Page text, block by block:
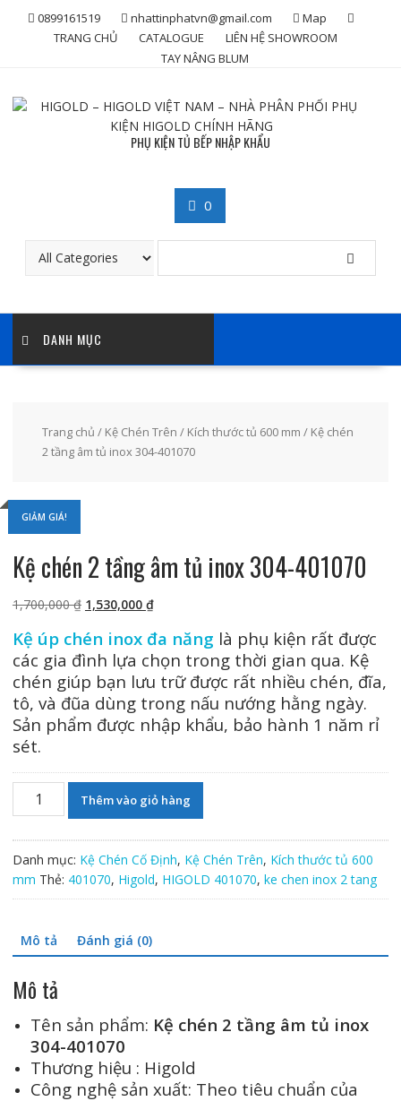
0899161519 nhattinphatvn@gmail.com
Map
TRANG CHỦ
CATALOGUE
LIÊN HỆ SHOWROOM
TAY NÂNG BLUM
PHỤ KIỆN TỦ BẾP NHẬP KHẨU
0
DANH MỤC
Trang chủ / Kệ Chén Trên / Kích thước tủ 600 mm / Kệ chén
2 tầng âm tủ inox 304-401070
GIẢM GIÁ!
Kệ chén 2 tầng âm tủ inox 304-401070
1,700,000₫ Giá
là:
1,700,000 ₫.
1,530,000 ₫Giá
tại
là:
1,530,000 ₫.
Kệ úp chén inox đa năng là phụ kiện rất được
các gia đình lựa chọn trong thời gian qua. Kệ
chén giúp bạn lưu trữ được rất nhiều chén, đĩa,
tô, và đũa dùng trong nấu nướng hằng ngày.
Sản phẩm được nhập khẩu, bảo hành 1 năm rỉ
sét.
âm
tủ
401070
lượng
Thêm vào giỏ hàng
Danh mục: Kệ Chén Cố Định, Kệ Chén Trên, Kích thước tủ 600
mm Thẻ: 401070, Higold, HIGOLD 401070, ke chen inox 2 tang
Mô tả Đánh giá (0)
Mô tả
Tên sản phẩm: Kệ chén 2 tầng âm tủ inox
304-401070
Thương hiệu : Higold
Công nghệ sản xuất: Theo tiêu chuẩn của